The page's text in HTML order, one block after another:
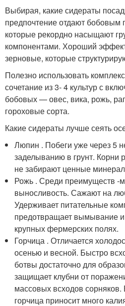
Выбирая, какие сидераты
предпочтение отдают бобовым
которые рекордно насыщают
компонентами. Хороший
зерновые, которые
Полезно использовать
сочетание из 3- 4 культур с
бобовых — овес, вика, рожь,
гороховые сорта.
Какие сидераты лучше сеять
Люпин . Побеги уже через 5
заделыванию в грунт. Корни
не забирают ценные
Рожь . Среди преимуществ -
выносливость. Сажают на
Удерживает питательные
предотвращает вымывание
крупных фермерских полях.
Горчица . Отличается
осенью и весной. Быстро
ботвы достаточно для
защищает клубни от
массовых всходов
горчица приносит много